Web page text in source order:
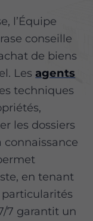
l’Équipe
conseille
de biens
Lesagents
techniques
les dossiers
connaissance
en tenant
7 garantit un